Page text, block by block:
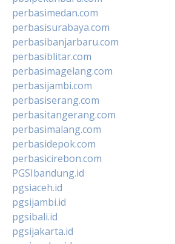
perbasimedan.com
perbasisurabaya.com
perbasibanjarbaru.com
perbasiblitar.com
perbasimagelang.com
perbasijambi.com
perbasiserang.com
perbasitangerang.com
perbasimalang.com
perbasidepok.com
perbasicirebon.com
PGSIbandung.id
pgsiaceh.id
pgsijambi.id
pgsibali.id
pgsijakarta.id